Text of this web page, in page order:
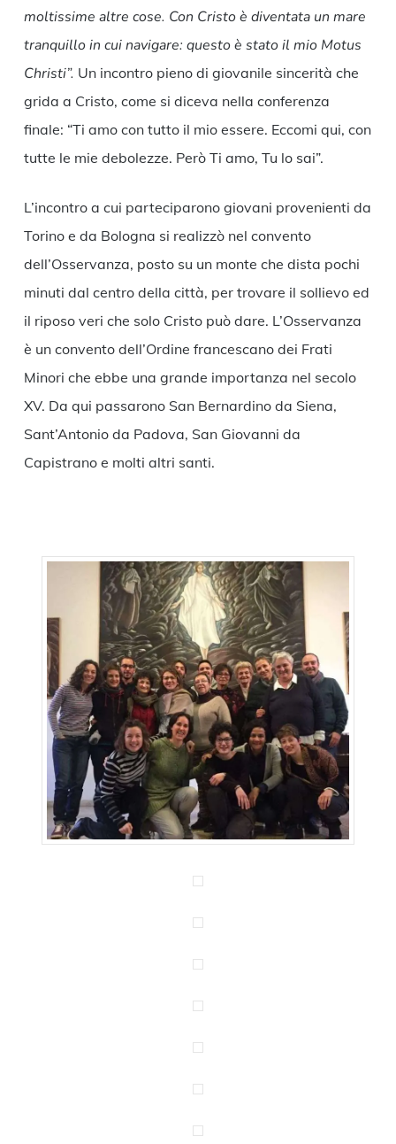
moltissime altre cose. Con Cristo è diventata un mare
tranquillo in cui navigare: questo è stato il mio Motus
Christi”. Un incontro pieno di giovanile sincerità che
grida a Cristo, come si diceva nella conferenza
finale: “Ti amo con tutto il mio essere. Eccomi qui, con
tutte le mie debolezze. Però Ti amo, Tu lo sai”.
L’incontro a cui parteciparono giovani provenienti da
Torino e da Bologna si realizzò nel convento
dell’Osservanza, posto su un monte che dista pochi
minuti dal centro della città, per trovare il sollievo ed
il riposo veri che solo Cristo può dare. L’Osservanza
è un convento dell’Ordine francescano dei Frati
Minori che ebbe una grande importanza nel secolo
XV. Da qui passarono San Bernardino da Siena,
Sant’Antonio da Padova, San Giovanni da
Capistrano e molti altri santi.